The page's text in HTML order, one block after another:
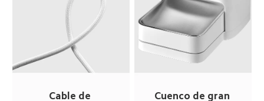
Cable de
Cuenco de gran